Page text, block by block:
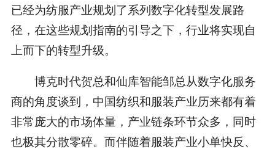
已经为纺服产业规划了系列数字化转型发展路
径，在这些规划指南的引导之下，行业将实现自
上而下的转型升级。
博克时代贺总和仙库智能邹总从数字化服务
商的角度谈到，中国纺织和服装产业历来都有着
非常庞大的市场体量，产业链条环节众多，同时
也极其分散零碎。而伴随着服装产业小单快反、